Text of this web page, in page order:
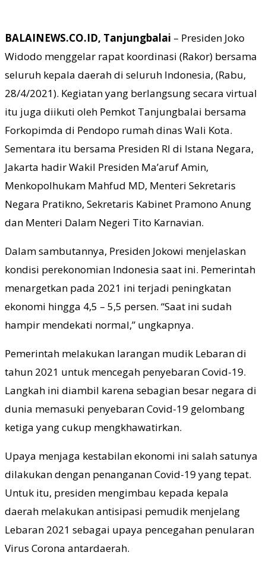
BALAINEWS.CO.ID, Tanjungbalai – Presiden Joko
Widodo menggelar rapat koordinasi (Rakor) bersama
seluruh kepala daerah di seluruh Indonesia, (Rabu,
28/4/2021). Kegiatan yang berlangsung secara virtual
itu juga diikuti oleh Pemkot Tanjungbalai bersama
Forkopimda di Pendopo rumah dinas Wali Kota.
Sementara itu bersama Presiden RI di Istana Negara,
Jakarta hadir Wakil Presiden Ma’aruf Amin,
Menkopolhukam Mahfud MD, Menteri Sekretaris
Negara Pratikno, Sekretaris Kabinet Pramono Anung
dan Menteri Dalam Negeri Tito Karnavian.
Dalam sambutannya, Presiden Jokowi menjelaskan
kondisi perekonomian Indonesia saat ini. Pemerintah
menargetkan pada 2021 ini terjadi peningkatan
ekonomi hingga 4,5 – 5,5 persen. “Saat ini sudah
hampir mendekati normal,” ungkapnya.
Pemerintah melakukan larangan mudik Lebaran di
tahun 2021 untuk mencegah penyebaran Covid-19.
Langkah ini diambil karena sebagian besar negara di
dunia memasuki penyebaran Covid-19 gelombang
ketiga yang cukup mengkhawatirkan.
Upaya menjaga kestabilan ekonomi ini salah satunya
dilakukan dengan penanganan Covid-19 yang tepat.
Untuk itu, presiden mengimbau kepada kepala
daerah melakukan antisipasi pemudik menjelang
Lebaran 2021 sebagai upaya pencegahan penularan
Virus Corona antardaerah.